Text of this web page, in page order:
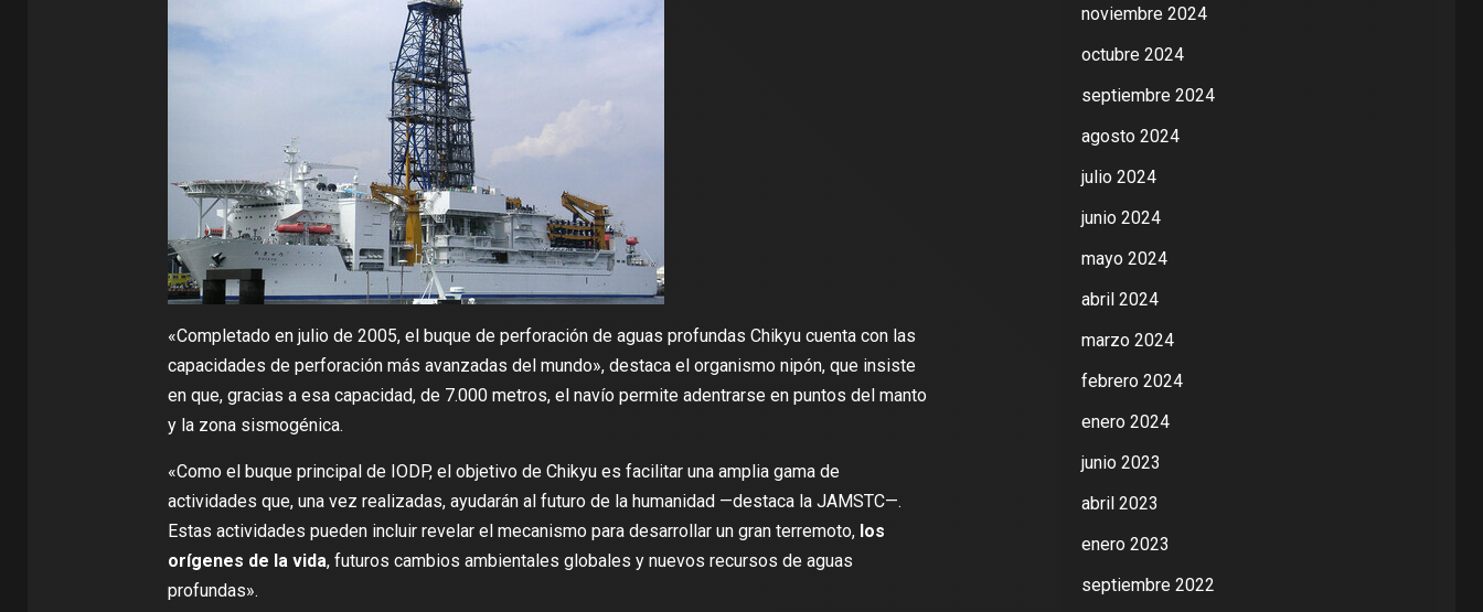
«Completado en julio de 2005, el buque de perforación de aguas profundas Chikyu cuenta con las
capacidades de perforación más avanzadas del mundo», destaca el organismo nipón, que insiste
en que, gracias a esa capacidad, de 7.000 metros, el navío permite adentrarse en puntos del manto
y la zona sismogénica.
«Como el buque principal de IODP, el objetivode Chikyu es facilitar una amplia gama de
actividades que, una vez realizadas, ayudarán al futuro de la humanidad —destaca la JAMSTC—.
Estas actividades pueden incluir revelar el mecanismo para desarrollar un gran terremoto, los
orígenes de la vida, futuros cambios ambientales globales y nuevos recursos de aguas
profundas».
noviembre 2024
octubre 2024
septiembre 2024
agosto 2024
julio 2024
junio 2024
mayo 2024
abril 2024
marzo 2024
febrero 2024
enero 2024
junio 2023
abril 2023
enero 2023
septiembre 2022